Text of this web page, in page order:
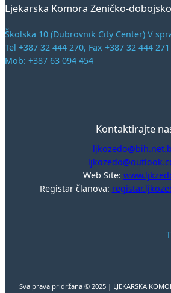
Ljekarska Komora Zeničko-
Školska 10 (Dubrovnik City Center) V
Tel +387 32 444 270, Fax +387 32 444 271
Mob: +387 63 094 454
Kontaktirajte
Web Site:
Registar članova:
Sva prava pridržana © 2025 | LJEKARSKA